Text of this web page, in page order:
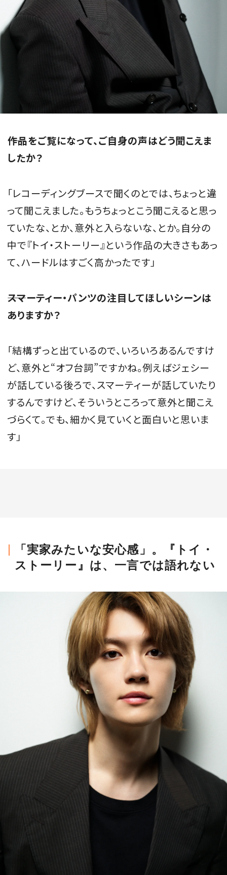
――作品をご覧になって、ご自身の声はどう聞こえま
したか？
「レコーディングブースで聞くのとでは、ちょっと違
って聞こえました。もうちょっとこう聞こえると思っ
ていたな、とか、意外と入らないな、とか。自分の
中で『トイ・ストーリー』という作品の大きさもあっ
て、ハードルはすごく高かったです」
――スマーティー・パンツの注目してほしいシーンは
ありますか？
「結構ずっと出ているので、いろいろあるんですけ
ど、意外と“オフ台詞”ですかね。例えばジェシー
が話している後ろで、スマーティーが話していたり
するんですけど、そういうところって意外と聞こえ
づらくて。でも、細かく見ていくと面白いと思いま
す」
「実家みたいな安心感」。『トイ・
ストーリー』は、一言では語れない